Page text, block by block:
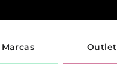
Marcas Outlet